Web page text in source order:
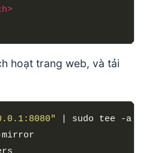
hoạt trang web, và tải